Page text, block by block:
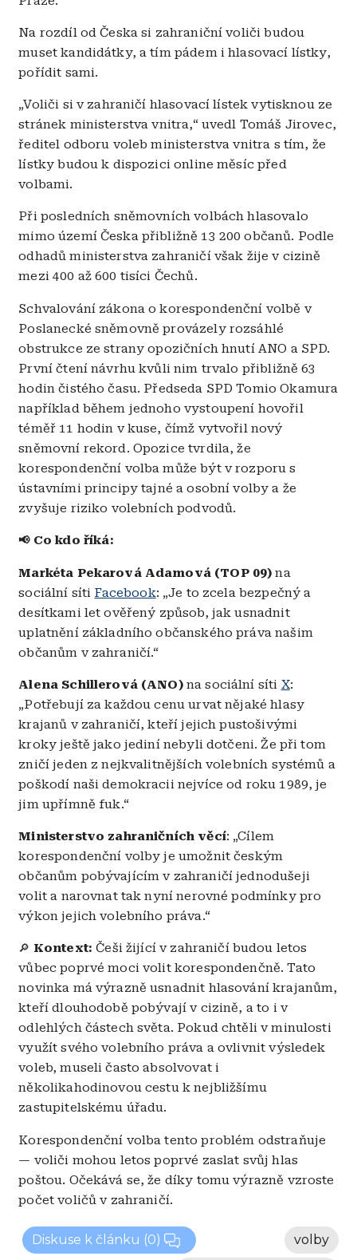
Na rozdíl od Česka si zahraniční voliči budou
muset kandidátky, a tím pádem i hlasovací lístky,
pořídit sami.
„Voliči si v zahraničí hlasovací lístek vytisknou ze
stránek ministerstva vnitra,“ uvedl Tomáš Jirovec,
ředitel odboru voleb ministerstva vnitra s tím, že
lístky budou k dispozici online měsíc před
volbami.
Při posledních sněmovních volbách hlasovalo
mimo území Česka přibližně 13 200 občanů. Podle
odhadů ministerstva zahraničí však žije v cizině
mezi 400 až 600 tisíci Čechů.
Schvalování zákona o korespondenční volbě v
Poslanecké sněmovně provázely rozsáhlé
obstrukce ze strany opozičních hnutí ANO a SPD.
První čtení návrhu kvůli nim trvalo přibližně 63
hodin čistého času. Předseda SPD Tomio Okamura
například během jednoho vystoupení hovořil
téměř 11 hodin v kuse, čímž vytvořil nový
sněmovní rekord. Opozice tvrdila, že
korespondenční volba může být v rozporu s
ústavními principy tajné a osobní volby a že
zvyšuje riziko volebních podvodů.
📢 Co kdo říká:
Markéta Pekarová Adamová (TOP 09) na
sociální síti Facebook: „Je to zcela bezpečný a
desítkami let ověřený způsob, jak usnadnit
uplatnění základního občanského práva našim
občanům v zahraničí.“
Alena Schillerová (ANO)na sociální síti X:
„Potřebují za každou cenu urvat nějaké hlasy
krajanů v zahraničí, kteří jejich pustošivými
kroky ještě jako jediní nebyli dotčeni. Že při tom
zničí jeden z nejkvalitnějších volebních systémů a
poškodí naši demokracii nejvíce od roku 1989, je
jim upřímně fuk.“
Ministerstvo zahraničních věcí: „Cílem
korespondenční volby je umožnit českým
občanům pobývajícím v zahraničí jednodušeji
volit a narovnat tak nyní nerovné podmínky pro
výkon jejich volebního práva.“
🔎 Kontext: Češi žijící v zahraničí budou letos
vůbec poprvé moci volit korespondenčně. Tato
novinka má výrazně usnadnit hlasování krajanům,
kteří dlouhodobě pobývají v cizině, a to i v
odlehlých částech světa. Pokud chtěli v minulosti
využít svého volebního práva a ovlivnit výsledek
voleb, museli často absolvovat i
několikahodinovou cestu k nejbližšímu
zastupitelskému úřadu.
Korespondenční volba tento problém odstraňuje
— voliči mohou letos poprvé zaslat svůj hlas
poštou. Očekává se, že díky tomu výrazně vzroste
počet voličů v zahraničí.
Diskuse k článku (0) volby